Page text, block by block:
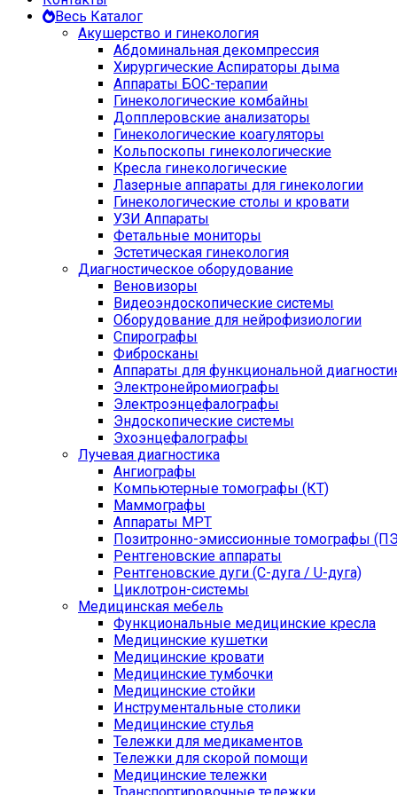
Весь Каталог
Акушерство и гинекология
Абдоминальная декомпрессия
Хирургические Аспираторы дыма
Аппараты БОС-терапии
Гинекологические комбайны
Допплеровские анализаторы
Гинекологические коагуляторы
Кольпоскопы гинекологические
Кресла гинекологические
Лазерные аппараты для гинекологии
Гинекологические столы и кровати
УЗИ Аппараты
Фетальные мониторы
Эстетическая гинекология
Диагностическое оборудование
Веновизоры
Видеоэндоскопические системы
Оборудование для нейрофизиологии
Спирографы
Фибросканы
Аппараты для функциональной
Электронейромиографы
Электроэнцефалографы
Эндоскопические системы
Эхоэнцефалографы
Лучевая диагностика
Ангиографы
Компьютерные томографы (КТ)
Маммографы
Аппараты МРТ
Позитронно-эмиссионные томографы
Рентгеновские аппараты
Рентгеновские дуги (С-дуга / U-дуга)
Циклотрон-системы
Медицинская мебель
Функциональные медицинские кресла
Медицинские кушетки
Медицинские кровати
Медицинские тумбочки
Медицинские стойки
Инструментальные столики
Медицинские стулья
Тележки для медикаментов
Тележки для скорой помощи
Медицинские тележки